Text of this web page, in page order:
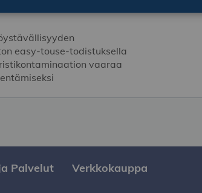
easy-touse-todistuksella
vaaraa
Palvelut Verkkokauppa